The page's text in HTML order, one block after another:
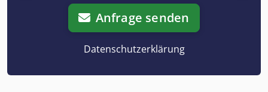
Anfrage senden
Datenschutzerklärung